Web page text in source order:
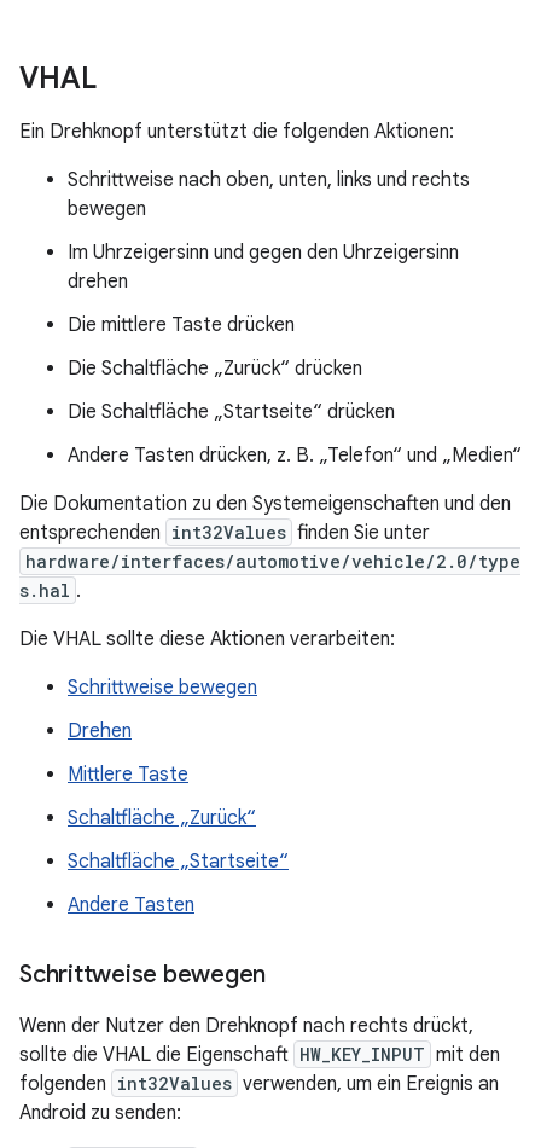
VHAL
Ein Drehknopf unterstützt die folgenden Aktionen:
Schrittweise nach oben, unten, links und rechts
bewegen
Im Uhrzeigersinn und gegen den Uhrzeigersinn
drehen
Die mittlere Taste drücken
Die Schaltfläche „Zurück“ drücken
Die Schaltfläche „Startseite“ drücken
Andere Tasten drücken, z. B. „Telefon“ und „Medien“
Die Dokumentation zu den Systemeigenschaften und den
entsprechenden int32Values finden Sie unter
hardware/interfaces/automotive/vehicle/2.0/type
s.hal .
Die VHAL sollte diese Aktionen verarbeiten:
Schrittweise bewegen
Drehen
Mittlere Taste
Schaltfläche „Zurück“
Schaltfläche „Startseite“
Andere Tasten
Schrittweise bewegen
Wenn der Nutzer den Drehknopf nach rechts drückt,
sollte die VHAL die Eigenschaft HW_KEY_INPUT mit den
folgenden int32Values verwenden, um ein Ereignis an
Android zu senden: